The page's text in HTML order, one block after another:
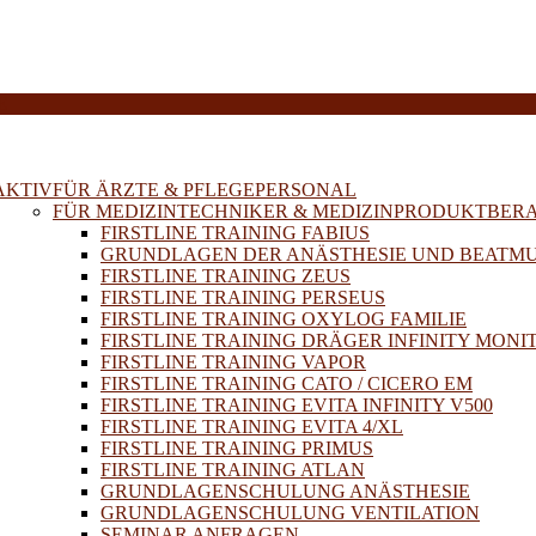
FÜR ÄRZTE & PFLEGEPERSONAL
FÜR MEDIZINTECHNIKER &
FIRSTLINE TRAINING FABIUS
GRUNDLAGEN DER ANÄSTHESIE UND
FIRSTLINE TRAINING ZEUS
FIRSTLINE TRAINING PERSEUS
FIRSTLINE TRAINING OXYLOG FAMILIE
FIRSTLINE TRAINING DRÄGER INFINITY
FIRSTLINE TRAINING VAPOR
FIRSTLINE TRAINING CATO / CICERO EM
FIRSTLINE TRAINING EVITA INFINITY V500
FIRSTLINE TRAINING EVITA 4/XL
FIRSTLINE TRAINING PRIMUS
FIRSTLINE TRAINING ATLAN
GRUNDLAGENSCHULUNG ANÄSTHESIE
GRUNDLAGENSCHULUNG VENTILATION